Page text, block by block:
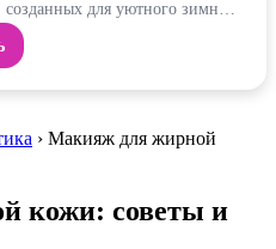
для уютного зимн…
› Макияж для жирной
кожи: советы и